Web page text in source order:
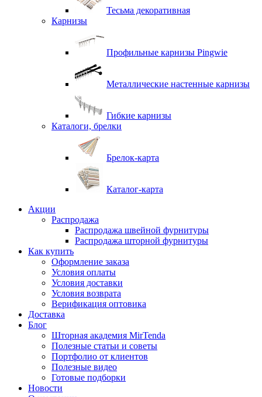
Тесьма декоративная
Карнизы
Профильные карнизы Pingwie
Металлические настенные карнизы
Гибкие карнизы
Каталоги, брелки
Брелок-карта
Каталог-карта
Акции
Распродажа
Распродажа швейной фурнитуры
Распродажа шторной фурнитуры
Как купить
Оформление заказа
Условия оплаты
Условия доставки
Условия возврата
Верификация оптовика
Доставка
Блог
Шторная академия MirTenda
Полезные статьи и советы
Портфолио от клиентов
Полезные видео
Готовые подборки
Новости